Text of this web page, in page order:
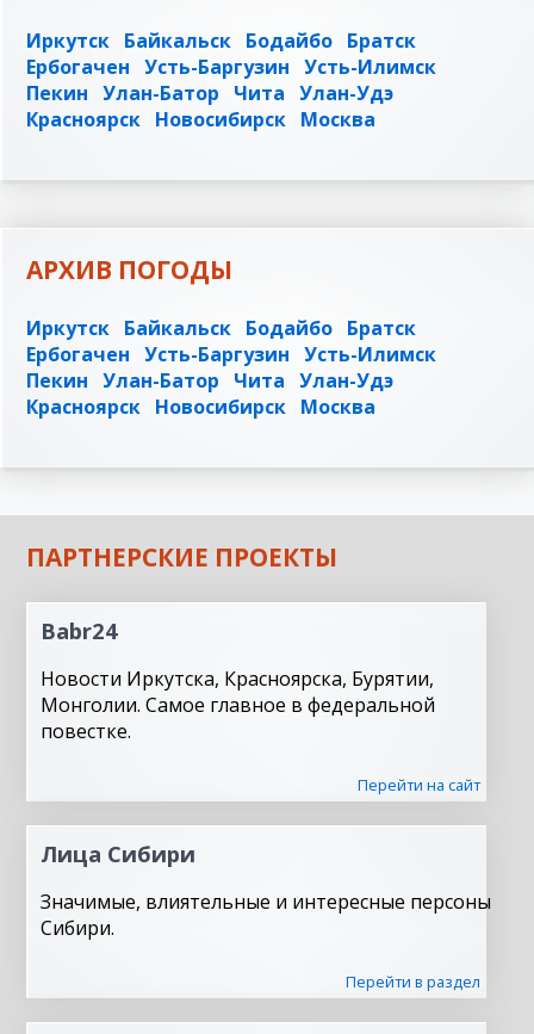
Иркутск Байкальск Бодайбо Братск
Ербогачен Усть-Баргузин Усть-Илимск
Пекин Улан-Батор Чита Улан-Удэ
Красноярск Новосибирск Москва
АРХИВ ПОГОДЫ
Иркутск Байкальск Бодайбо Братск
Ербогачен Усть-Баргузин Усть-Илимск
Пекин Улан-Батор Чита Улан-Удэ
Красноярск Новосибирск Москва
ПАРТНЕРСКИЕ ПРОЕКТЫ
Babr24
Новости Иркутска, Красноярска, Бурятии,
Монголии. Самое главное в федеральной
повестке.
Перейти на сайт
Лица Сибири
Значимые, влиятельные и интересные персоны
Сибири.
Перейти в раздел